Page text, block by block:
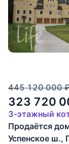
445 120 000
323 720
3-этажный
Продаётся
Успенское ш.,